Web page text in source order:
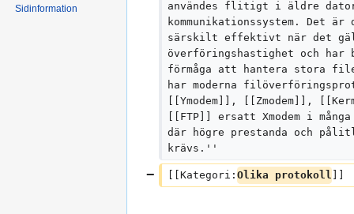
användes flitigt i äldre
kommunikationssystem. Det
särskilt effektivt när det
överföringshastighet och har
förmåga att hantera stora
har moderna
[[Ymodem]], [[Zmodem]],
[[FTP]] ersatt Xmodem i många
där högre prestanda och
krävs.''
[[Kategori: Olika protokoll
Sidinformation